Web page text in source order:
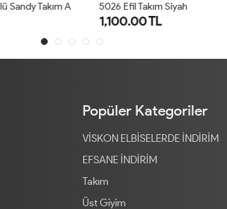
5026 Efil Takım Siyah
1,100.00 TL
Popüler Kategoriler
VİSKON ELBİSELERDE İNDİRİM
EFSANE İNDİRİM
Takım
Üst Giyim